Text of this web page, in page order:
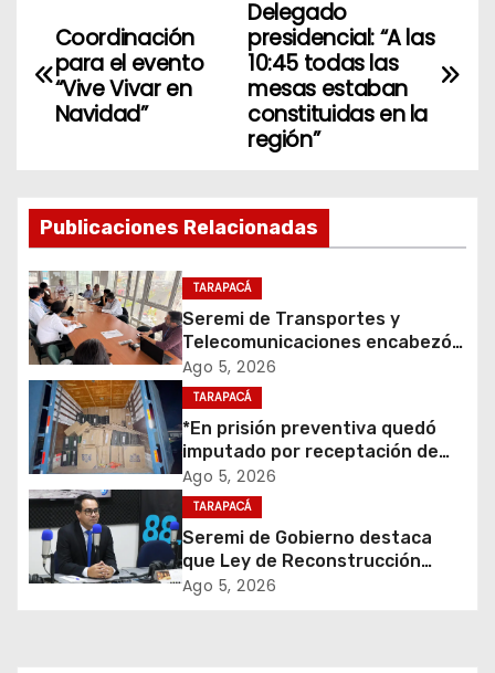
N
a
g
a
c
i
ó
n
d
e
e
Delegado
presidencial: “A las
10:45 todas las
mesas estaban
constituidas en la
región”
Coordinación
para el evento
“Vive Vivar en
Navidad”
Publicaciones Relacionadas
TARAPACÁ
Seremi de Transportes y
Telecomunicaciones encabezó
primera mesa de coordinación
para el retiro de cables en
desuso en Iquique
Ago 5, 2026
TARAPACÁ
*En prisión preventiva quedó
imputado por receptación de
cigarrillos avaluados en $1.600
millones*
Ago 5, 2026
TARAPACÁ
Seremi de Gobierno destaca
que Ley de Reconstrucción
Nacional impulsará la inversión
Ago 5, 2026